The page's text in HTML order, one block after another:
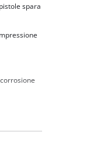
spara